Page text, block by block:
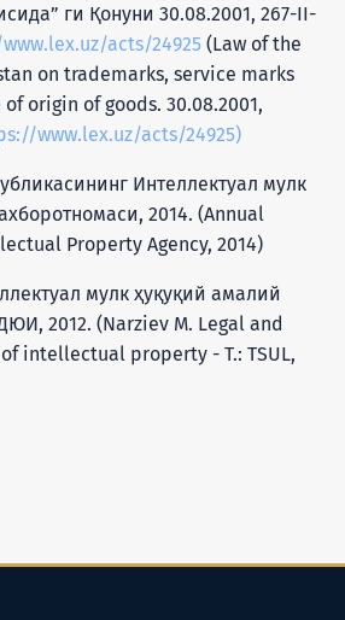
ги Қонуни 30.08.2001, 267-II-
acts/24925 (Law of the
on trademarks, service marks
origin of goods. 30.08.2001,
www.lex.uz/acts/24925)
Интеллектуал мулк
2014. (Annual
Property Agency, 2014)
мулк ҳуқуқий амалий
2012. (Narziev M. Legal and
intellectual property - T.: TSUL,